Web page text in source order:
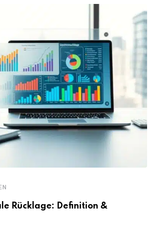
Rücklage: Definition &